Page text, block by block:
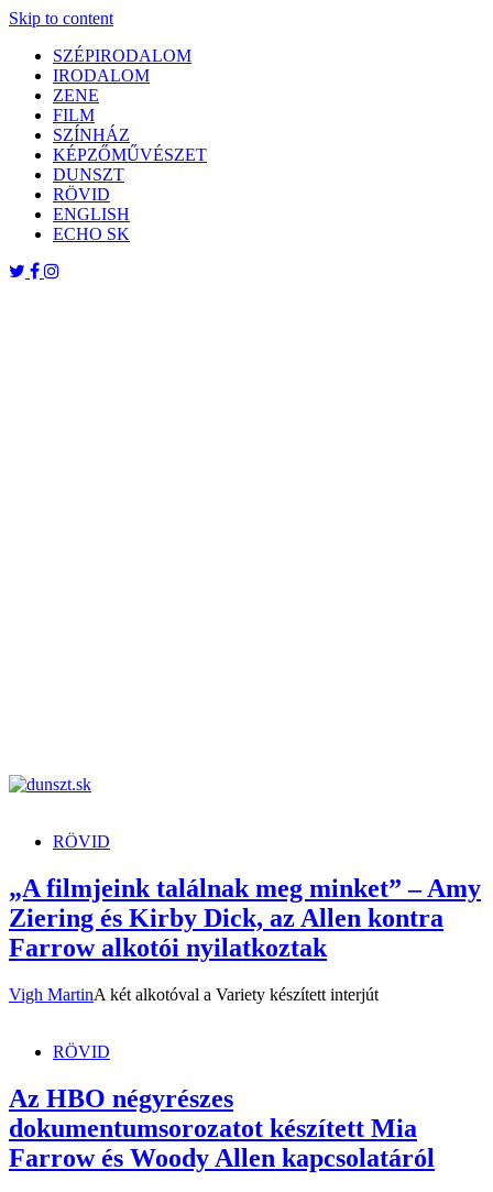
Skip to content
SZÉPIRODALOM
IRODALOM
ZENE
FILM
SZÍNHÁZ
KÉPZŐMŰVÉSZET
DUNSZT
RÖVID
ENGLISH
ECHO SK
RÖVID
„A filmjeink találnak meg minket” – Amy
Ziering és Kirby Dick, az Allen kontra
Farrow alkotói nyilatkoztak
Vigh MartinA két alkotóval a Variety készített interjút
RÖVID
Az HBO négyrészes
dokumentumsorozatot készített Mia
Farrow és Woody Allen kapcsolatáról